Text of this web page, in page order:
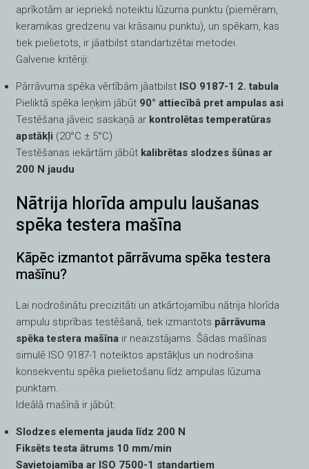
aprīkotām ar iepriekš noteiktu lūzuma punktu (piemēram,
keramikas gredzenu vai krāsainu punktu), un spēkam, kas
tiek pielietots, ir jāatbilst standartizētai metodei.
Galvenie kritēriji:
Pārrāvuma spēka vērtībām jāatbilst ISO 9187-1 2. tabula
Pieliktā spēka leņķim jābūt 90° attiecībā pret ampulas asi
Testēšana jāveic saskaņā ar kontrolētas temperatūras
apstākļi (20°C ± 5°C)
Testēšanas iekārtām jābūt kalibrētas slodzes šūnas ar
200 N jaudu
Nātrija hlorīda ampulu laušanas
spēka testera mašīna
Kāpēc izmantot pārrāvuma spēka testera
mašīnu?
Lai nodrošinātu precizitāti un atkārtojamību nātrija hlorīda
ampulu stiprības testēšanā, tiek izmantots pārrāvuma
spēka testera mašīna ir neaizstājams. Šādas mašīnas
simulē ISO 9187-1 noteiktos apstākļus un nodrošina
konsekventu spēka pielietošanu līdz ampulas lūzuma
punktam.
Ideālā mašīnā ir jābūt:
Slodzes elementa jauda līdz 200 N
Fiksēts testa ātrums 10 mm/min
Savietojamība ar ISO 7500-1 standartiem